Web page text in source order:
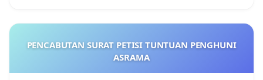
PENCABUTAN SURAT PETISI TUNTUAN PENGHUNI
ASRAMA